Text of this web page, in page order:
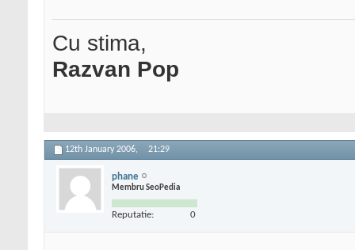
Cu stima,
Razvan Pop
12th January 2006, 21:29
phane
Membru SeoPedia
Reputatie: 0